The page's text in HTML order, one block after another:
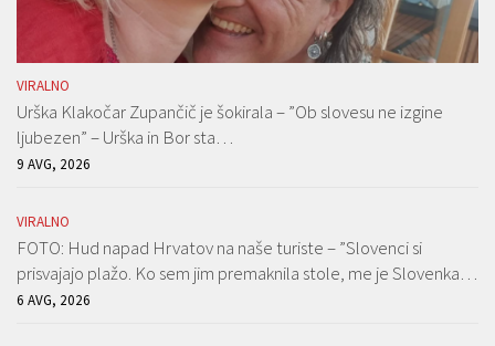
VIRALNO
Urška Klakočar Zupančič je šokirala – ”Ob slovesu ne izgine
ljubezen” – Urška in Bor sta…
9 AVG, 2026
VIRALNO
FOTO: Hud napad Hrvatov na naše turiste – ”Slovenci si
prisvajajo plažo. Ko sem jim premaknila stole, me je Slovenka…
6 AVG, 2026